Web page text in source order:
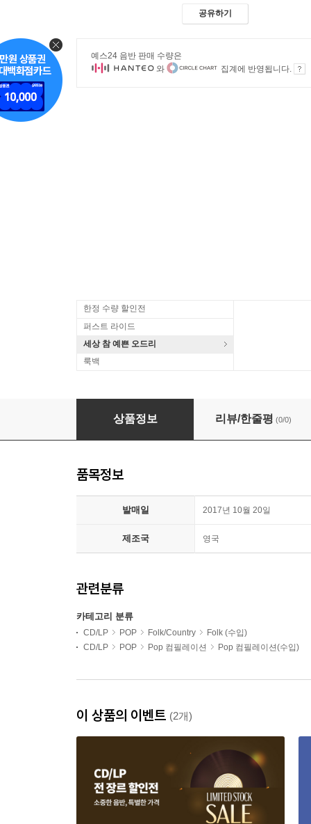
공유하기
예스24 음반 판매 수량은
와
집계에 반영됩니다.
한정 수량 할인전
퍼스트 라이드
세상 참 예쁜 오드리
룩백
1966-1973 여성 포크 싱어 음악 모음집 (Milk
상품정보 리뷰/한줄평 (0/0)
품목정보
발매일 2017년 10월 20일
제조국 영국
관련분류
카테고리 분류
CD/LP POP Folk/Country
Folk (수입)
CD/LP
POP Pop 컴필레이션 Pop 컴필레이션(수입)
이 상품의 이벤트 (2개)